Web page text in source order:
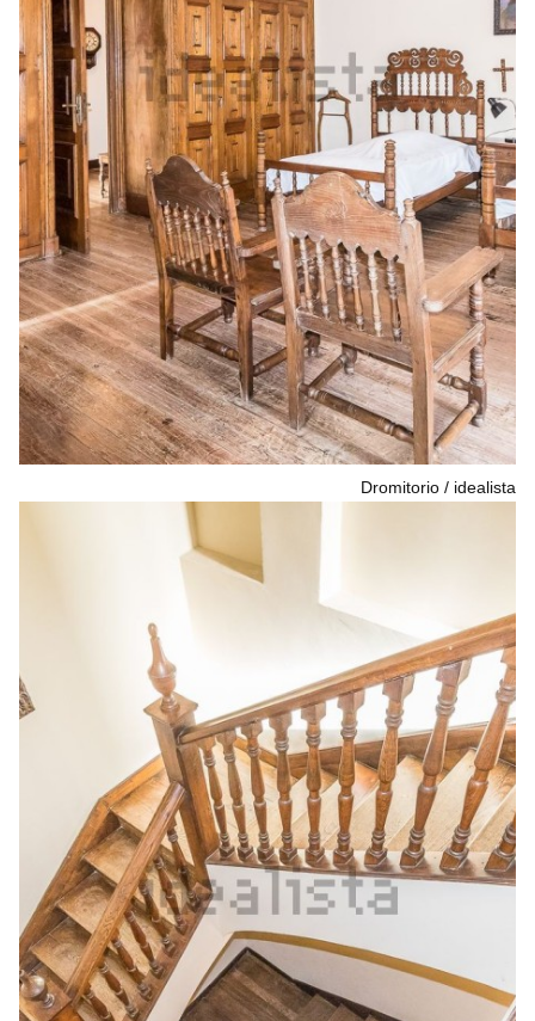
Dromitorio idealista